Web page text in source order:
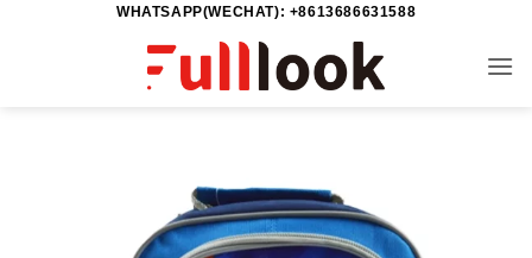
WHATSAPP(WECHAT): +8613686631588